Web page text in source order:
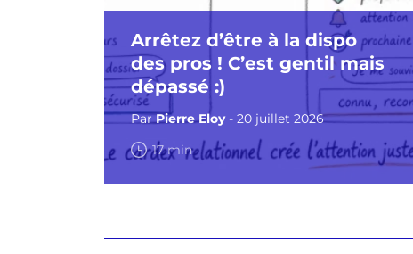
Arrêtez d’être à la dispo
des pros ! C’est gentil mais
dépassé :)
ParPierre Eloy- 20 juillet 2026
17 min